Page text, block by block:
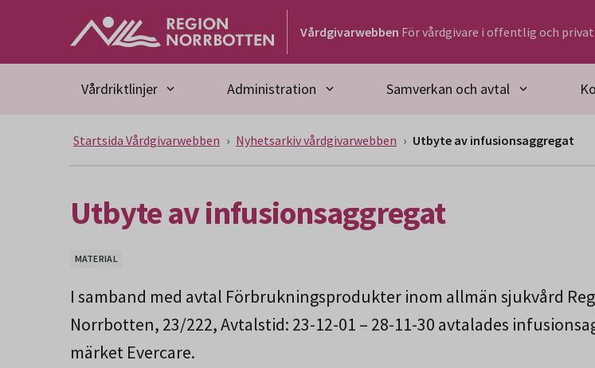
Gå till huvudmeny
Gå till övergripande innehåll
Vårdgivarwebben För vårdgivare i offentlig och privat
Vårdriktlinjer Administration Samverkan och avtal
Startsida Vårdgivarwebben Nyhetsarkiv vårdgivarwebben Utbyte av infusionsaggregat
Utbyte av infusionsaggregat
MATERIAL
I samband med avtal Förbrukningsprodukter inom allmän sjukvård
Norrbotten, 23/222, Avtalstid: 23-12-01 – 28-11-30 avtalades
märket Evercare.